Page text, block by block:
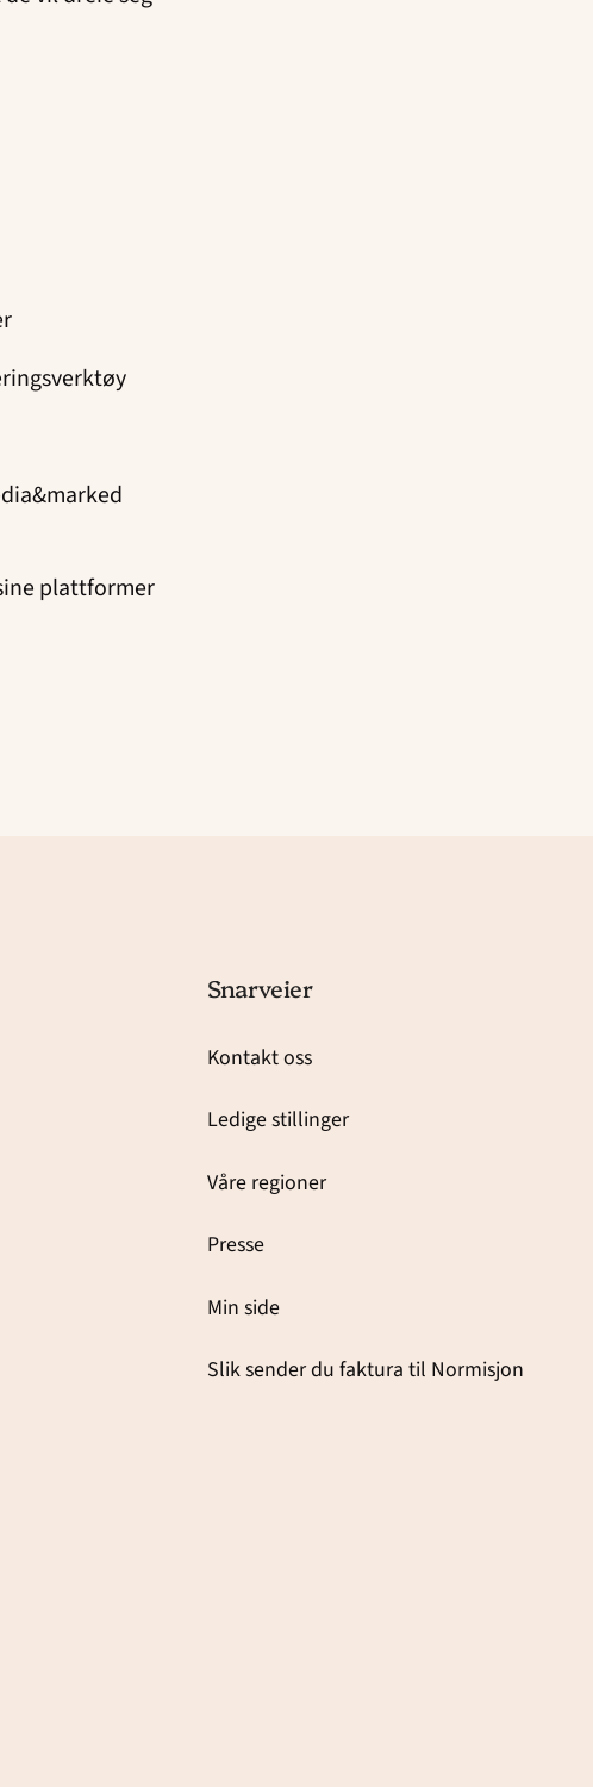
plattformer
Snarveier
Kontakt oss
Ledige stillinger
Våre regioner
Presse
Min side
Slik sender du faktura til Normisjon